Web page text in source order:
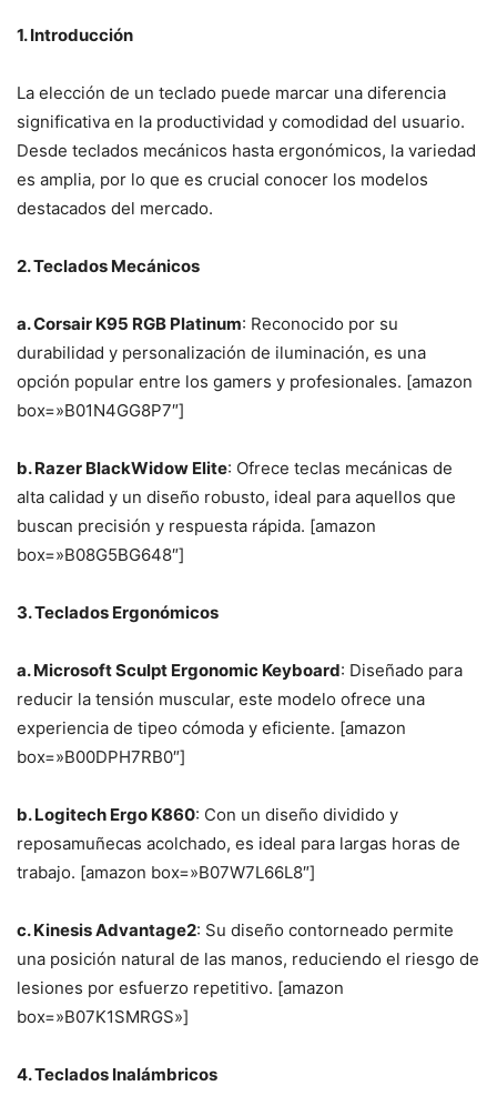
1. Introducción
La elección de un teclado puede marcar una diferencia
significativa en la productividad y comodidad del usuario.
Desde teclados mecánicos hasta ergonómicos, la variedad
es amplia, por lo que es crucial conocer los modelos
destacados del mercado.
2. Teclados Mecánicos
a. Corsair K95 RGB Platinum: Reconocido por su
durabilidad y personalización de iluminación, es una
opción popular entre los gamers y profesionales. [amazon
box=»B01N4GG8P7″]
b. Razer BlackWidow Elite: Ofrece teclas mecánicas de
alta calidad y un diseño robusto, ideal para aquellos que
buscan precisión y respuesta rápida. [amazon
box=»B08G5BG648″]
3. Teclados Ergonómicos
a. Microsoft Sculpt Ergonomic Keyboard: Diseñado para
reducir la tensión muscular, este modelo ofrece una
experiencia de tipeo cómoda y eficiente. [amazon
box=»B00DPH7RB0″]
b. Logitech Ergo K860: Con un diseño dividido y
reposamuñecas acolchado, es ideal para largas horas de
trabajo. [amazon box=»B07W7L66L8″]
c. Kinesis Advantage2: Su diseño contorneado permite
una posición natural de las manos, reduciendo el riesgo de
lesiones por esfuerzo repetitivo. [amazon
box=»B07K1SMRGS»]
4. Teclados Inalámbricos